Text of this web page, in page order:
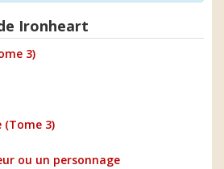
Ironheart
3)
3)
ou un personnage